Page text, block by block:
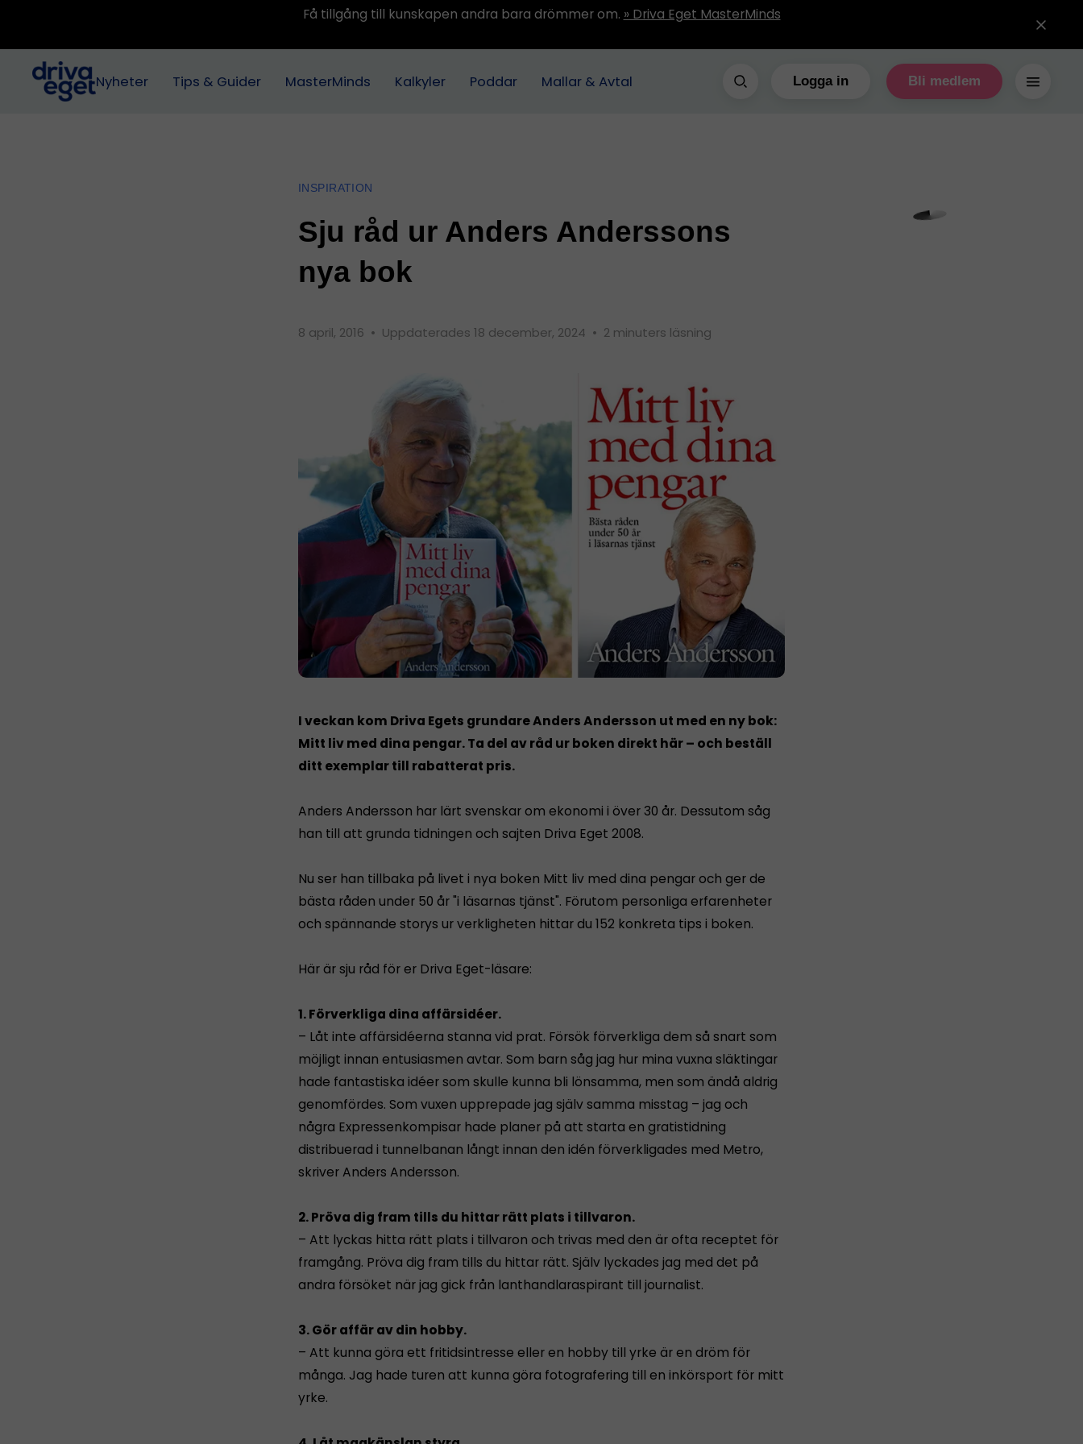
Få tillgång till kunskapen andra bara drömmer om. » Driva Eget MasterMinds
Nyheter Tips & Guider MasterMinds Kalkyler Poddar Mallar & Avtal Logga in Bli medlem
INSPIRATION
Sju råd ur Anders Anderssons
nya bok
8 april, 2016 • Uppdaterades 18 december, 2024 • 2 minuters läsning
I veckan kom Driva Egets grundare Anders Andersson ut med en ny bok:
Mitt liv med dina pengar. Ta del av råd ur boken direkt här – och beställ
ditt exemplar till rabatterat pris.
Anders Andersson har lärt svenskar om ekonomi i över 30 år. Dessutom såg
han till att grunda tidningen och sajten Driva Eget 2008.
Nu ser han tillbaka på livet i nya boken Mitt liv med dina pengar och ger de
bästa råden under 50 år "i läsarnas tjänst". Förutom personliga erfarenheter
och spännande storys ur verkligheten hittar du 152 konkreta tips i boken.
Här är sju råd för er Driva Eget-läsare:
1. Förverkliga dina affärsidéer.
– Låt inte affärsidéerna stanna vid prat. Försök förverkliga dem så snart som
möjligt innan entusiasmen avtar. Som barn såg jag hur mina vuxna släktingar
hade fantastiska idéer som skulle kunna bli lönsamma, men som ändå aldrig
genomfördes. Som vuxen upprepade jag själv samma misstag – jag och
några Expressenkompisar hade planer på att starta en gratistidning
distribuerad i tunnelbanan långt innan den idén förverkligades med Metro,
skriver Anders Andersson.
2. Pröva dig fram tills du hittar rätt plats i tillvaron.
– Att lyckas hitta rätt plats i tillvaron och trivas med den är ofta receptet för
framgång. Pröva dig fram tills du hittar rätt. Själv lyckades jag med det på
andra försöket när jag gick från lanthandlaraspirant till journalist.
3. Gör affär av din hobby.
– Att kunna göra ett fritidsintresse eller en hobby till yrke är en dröm för
många. Jag hade turen att kunna göra fotografering till en inkörsport för mitt
yrke.